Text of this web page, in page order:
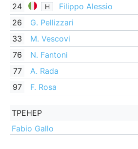
24 Н Filippo Alessio
26 G. Pellizzari
33
M. Vescovi
76
N. Fantoni
77
A. Rada
97 F. Rosa
ТРЕНЕР
Fabio Gallo